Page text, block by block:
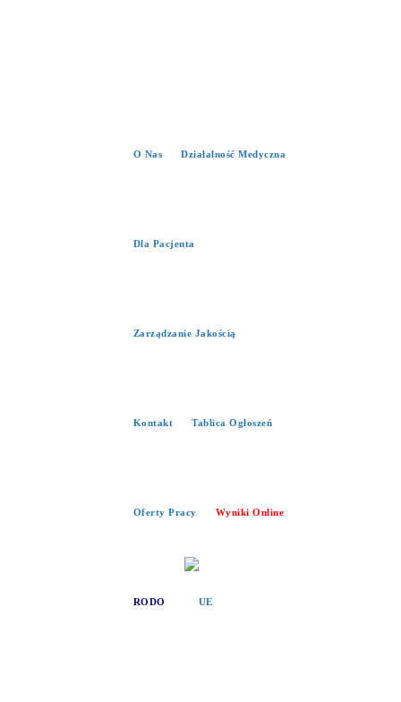
O Nas Działalność Medyczna
Dla Pacjenta
Zarządzanie Jakością
Kontakt Tablica Ogłoszeń
Oferty Pracy Wyniki Online
RODO